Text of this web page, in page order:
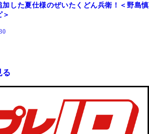
加した夏仕様のぜいたくどん兵衛！＜野島慎
る